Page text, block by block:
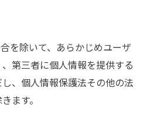
を除いて、あらかじめユーザ
第三者に個人情報を提供する
、個人情報保護法その他の法
ます。